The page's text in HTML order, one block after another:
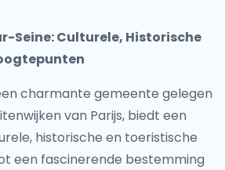
Seine: Culturele, Historische
charmante gemeente gelegen
van Parijs, biedt een
historische en toeristische
een fascinerende bestemming